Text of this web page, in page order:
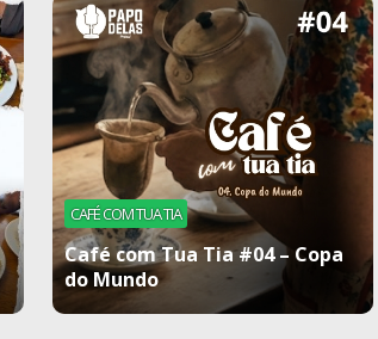
CAFÉ COM TUA TIA
Café com Tua Tia #04 – Copa
do Mundo